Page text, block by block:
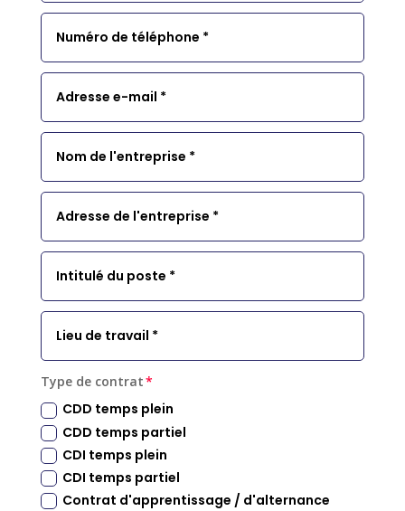
Type de contrat
CDD temps plein
CDD temps partiel
CDI temps plein
CDI temps partiel
Contrat d'apprentissage / d'alternance